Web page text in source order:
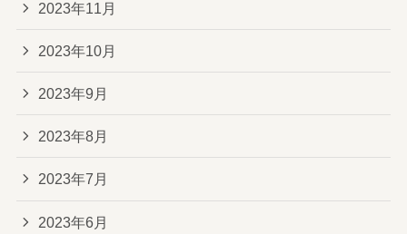
2023年11月
2023年10月
2023年9月
2023年8月
2023年7月
2023年6月